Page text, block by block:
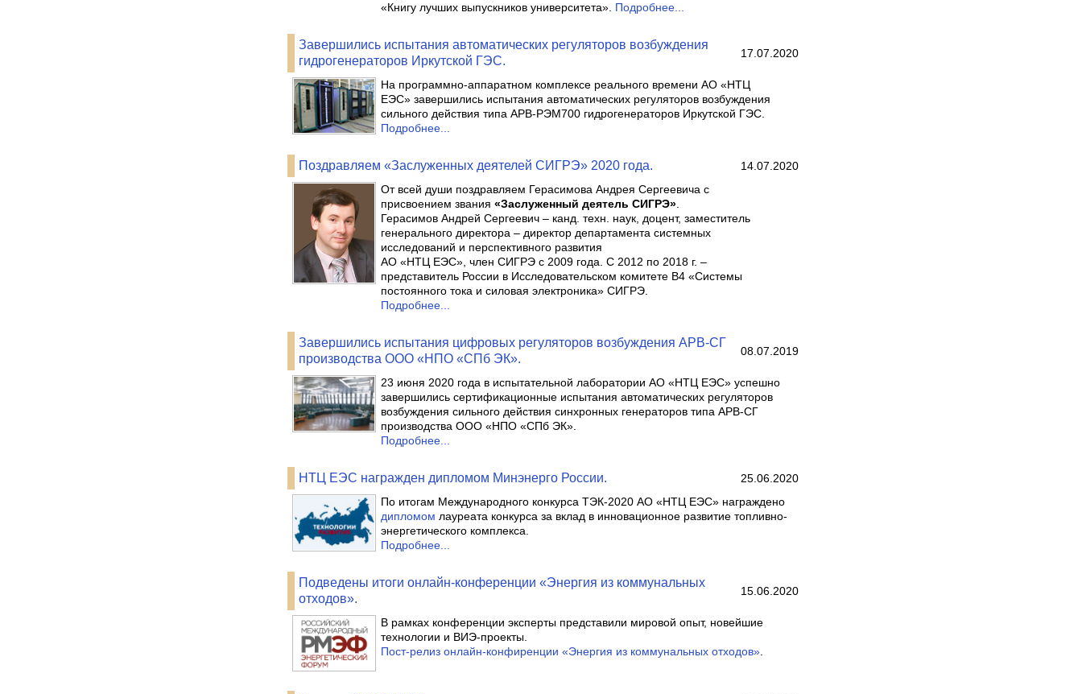
«Книгу лучших выпускников университета». Подробнее...
Завершились испытания автоматических регуляторов возбуждения
гидрогенераторов Иркутской ГЭС.
17.07.2020
На программно-аппаратном комплексе реального времени АО «НТЦ
ЕЭС» завершились испытания автоматических регуляторов возбуждения
сильного действия типа АРВ-РЭМ700 гидрогенераторов Иркутской ГЭС.
Подробнее...
Поздравляем «Заслуженных деятелей СИГРЭ» 2020 года.
14.07.2020
От всей души поздравляем Герасимова Андрея Сергеевича с
присвоением звания «Заслуженный деятель СИГРЭ»
Герасимов Андрей Сергеевич – канд. техн. наук, доцент, заместитель
генерального директора – директор департамента системных
исследований и перспективного развития
АО «НТЦ ЕЭС», член СИГРЭ с 2009 года. С 2012 по 2018 г. –
представитель России в Исследовательском комитете В4 «Системы
постоянного тока и силовая электроника» СИГРЭ.
Подробнее...
Завершились испытания цифровых регуляторов возбуждения АРВ-СГ
производства ООО «НПО «СПб ЭК».
08.07.2019
23 июня 2020 года в испытательной лаборатории АО «НТЦ ЕЭС» успешно
завершились сертификационные испытания автоматических регуляторов
возбуждения сильного действия синхронных генераторов типа АРВ-СГ
производства ООО «НПО «СПб ЭК».
Подробнее...
НТЦ ЕЭС награжден дипломом Минэнерго России.
25.06.2020
По итогам Международного конкурса ТЭК-2020 АО «НТЦ ЕЭС» награждено
дипломом лауреата конкурса за вклад в инновационное развитие топливно-
энергетического комплекса.
Подробнее...
Подведены итоги онлайн-конференции «Энергия из коммунальных
отходов».
15.06.2020
В рамках конференции эксперты представили мировой опыт, новейшие
технологии и ВИЭ-проекты.
Пост-релиз онлайн-конфиренции «Энергия из коммунальных отходов»